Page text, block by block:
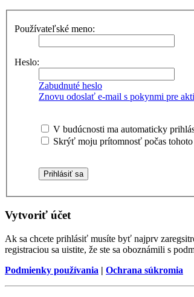
Používateľské meno:
Heslo:
Zabudnuté heslo
Znovu odoslať e-mail s pokynmi pre
V budúcnosti ma automaticky
Skrýť moju prítomnosť počas
Vytvoriť účet
Ak sa chcete prihlásiť musíte byť najprv
registraciou sa uistite, že ste sa oboznámili s
Podmienky používania | Ochrana súkromia